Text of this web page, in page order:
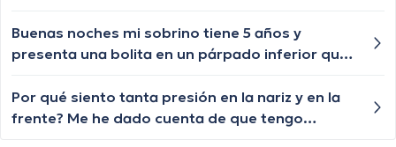
buscar ayuda médica?
Buenas noches mi sobrino tiene 5 años y
presenta una bolita en un párpado inferior que
vuelve aparecer, qué especialista nos puede
ayudar?
Por qué siento tanta presión en la nariz y en la
frente? Me he dado cuenta de que tengo